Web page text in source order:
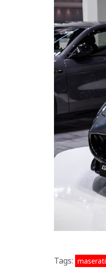
Tags: maserati